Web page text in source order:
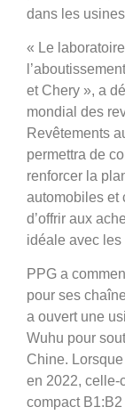
dans les
« Le
et Chery », a
mondial des
Revêtements
permettra de
renforcer la
automobiles et
d’offrir aux
idéale avec les
PPG a
pour ses
a ouvert une
Wuhu pour
Chine.
en 2022, celle-
compact